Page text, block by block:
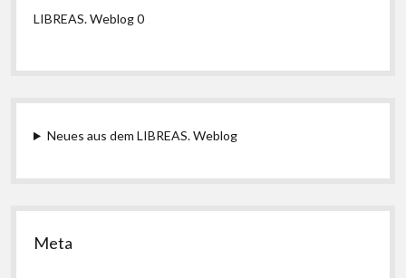
LIBREAS. Weblog0
Neues aus dem LIBREAS. Weblog
Meta